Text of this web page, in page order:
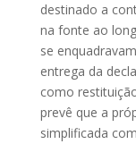
destinado a
na fonte ao
se
entrega da
como
prevê que a
simplificada